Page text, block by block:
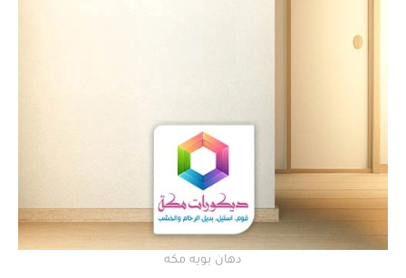
دهان بويه مكه